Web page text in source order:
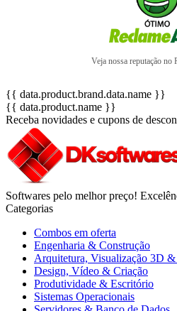
Veja nossa reputação no
{{ data.product.brand.data.name }}
{{ data.product.name }}
Receba novidades e cupons de
Softwares pelo melhor preço!
Categorias
Combos em oferta
Engenharia & Construção
Arquitetura, Visualização 3D
Design, Vídeo & Criação
Produtividade & Escritório
Sistemas Operacionais